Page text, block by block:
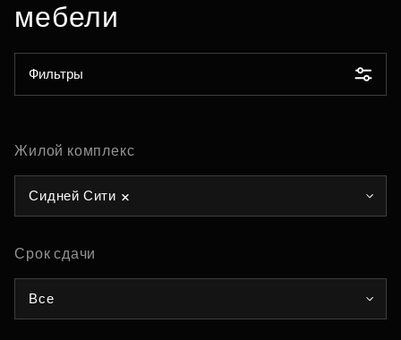
мебели
Фильтры
Жилой комплекс
Сидней Сити
Срок сдачи
Все